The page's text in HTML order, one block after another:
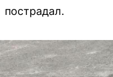
пострадал.